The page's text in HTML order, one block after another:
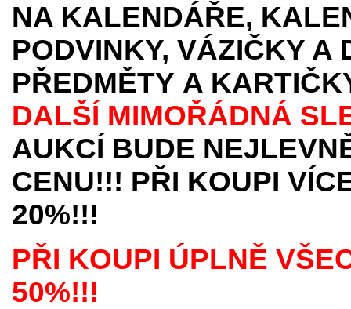
NA KALENDÁŘE,
PODVINKY, VÁZIČKY A
PŘEDMĚTY A
DALŠÍ MIMOŘÁDNÁ
AUKCÍ BUDE
CENU!!! PŘI KOUPI
20%!!!
PŘI KOUPI ÚPLNĚ
50%!!!